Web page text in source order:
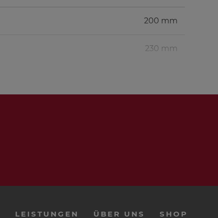
200 mm
230 mm
1/2 Btl.
LEISTUNGEN ÜBER UNS SHOP